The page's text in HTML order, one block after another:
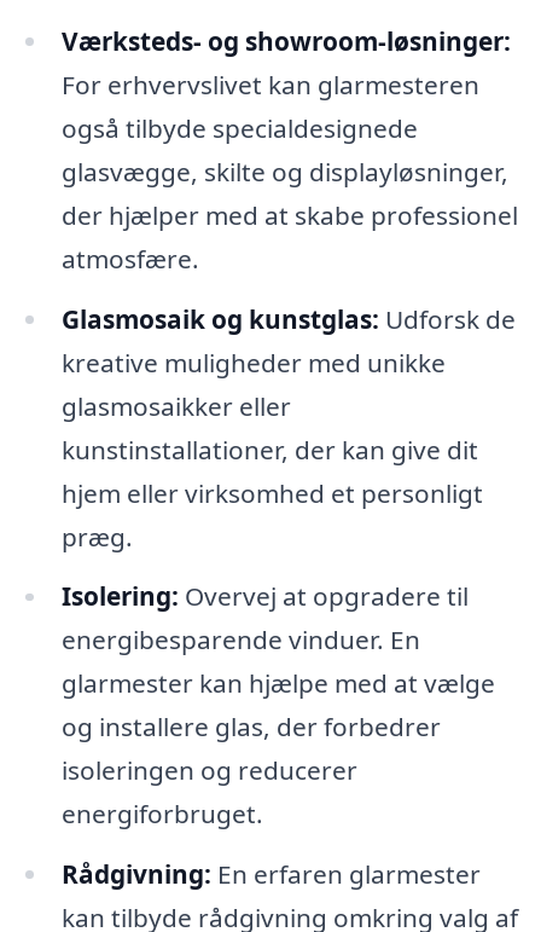
Værksteds- og showroom-løsninger:
For erhvervslivet kan glarmesteren
også tilbyde specialdesignede
glasvægge, skilte og displayløsninger,
der hjælper med at skabe professionel
atmosfære.
Glasmosaik og kunstglas: Udforsk de
kreative muligheder med unikke
glasmosaikker eller
kunstinstallationer, der kan give dit
hjem eller virksomhed et personligt
præg.
Isolering: Overvej at opgradere til
energibesparende vinduer. En
glarmester kan hjælpe med at vælge
og installere glas, der forbedrer
isoleringen og reducerer
energiforbruget.
Rådgivning: En erfaren glarmester
kan tilbyde rådgivning omkring valg af